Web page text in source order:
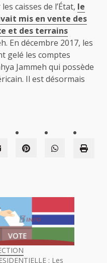
caisses de l’État, le
mis en vente des
et des terrains
En décembre 2017, les
gelé les comptes
Jammeh qui possède
Il est désormais
: Les